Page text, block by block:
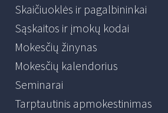
Skaičiuoklės ir pagalbininkai
Sąskaitos ir įmokų kodai
Mokesčių žinynas
Mokesčių kalendorius
Seminarai
Tarptautinis apmokestinimas